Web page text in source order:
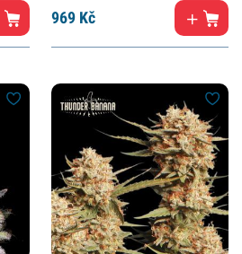
969 Kč